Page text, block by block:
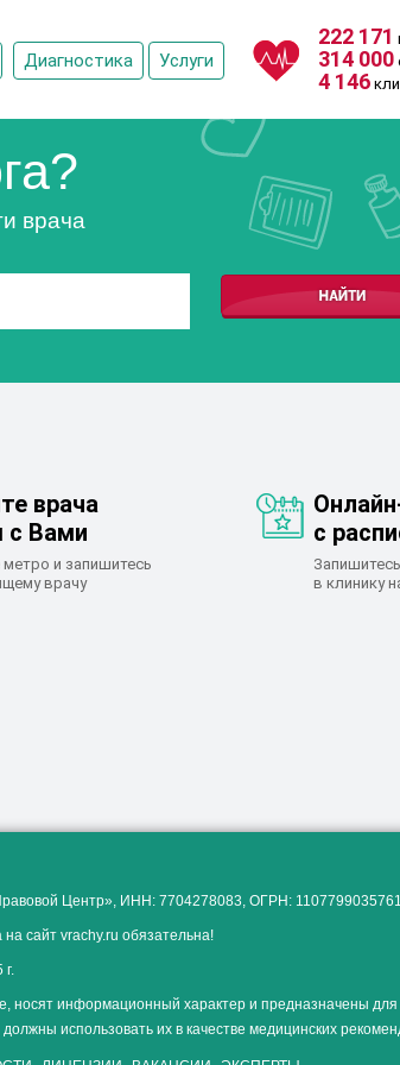
Диагностика Услуги
222 171
314 000
4 146
врача
врача
с Вами
и запишитесь
врачу
с
в клинику
Центр», ИНН: 7704278083, ОГРН: 1107799035761
сайт vrachy.ru обязательна!
носят информационный характер и предназначены для
использовать их в качестве медицинских